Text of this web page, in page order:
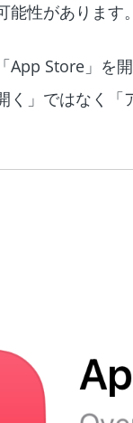
性があります。
App Store」を
く」ではなく